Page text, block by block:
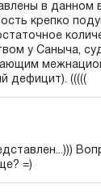
в данном
крепко
у Саныча,
дефицит). (((((
=)